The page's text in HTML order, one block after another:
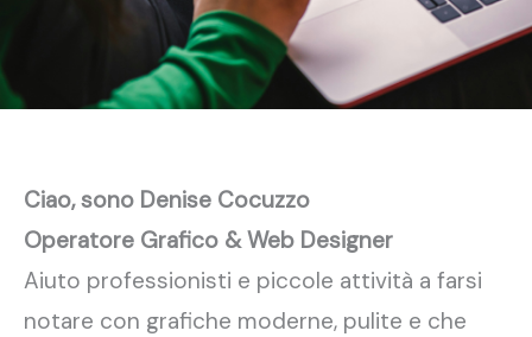
Ciao, sono Denise Cocuzzo
Operatore Grafico & Web Designer
Aiuto professionisti e piccole attività a farsi
notare con grafiche moderne, pulite e che